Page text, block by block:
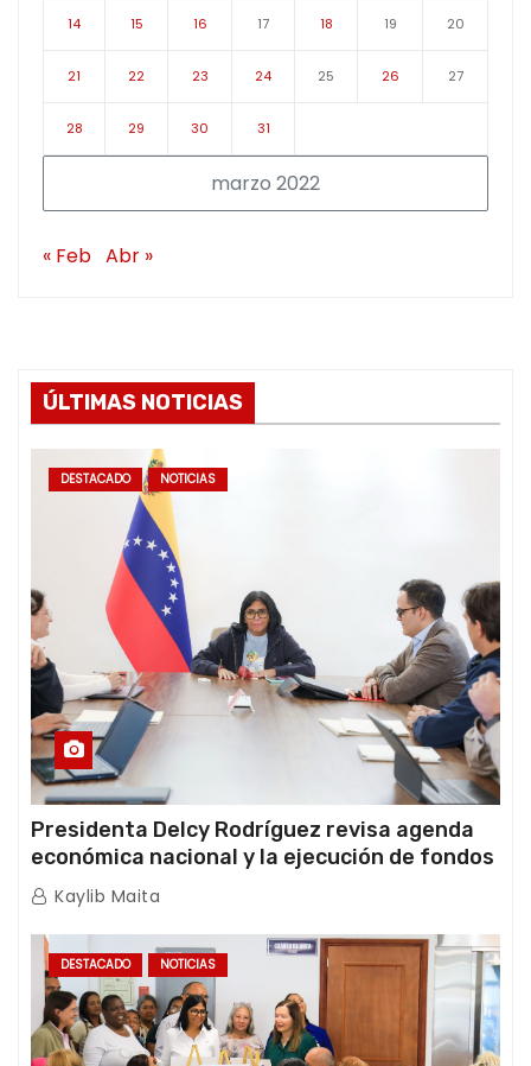
marzo 2022
14 15 16 17 18 19 20
21 22 23 24 25 26 27
28 29 30 31
« Feb Abr »
ÚLTIMAS NOTICIAS
DESTACADO NOTICIAS
Presidenta Delcy Rodríguez revisa agenda
económica nacional y la ejecución de fondos
de emergencia post-sismos
Kaylib Maita
DESTACADO NOTICIAS